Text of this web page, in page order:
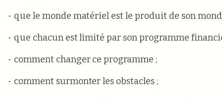
- que le monde matériel est le produit de son
- que chacun est limité par son programme
- comment changer ce programme ;
- comment surmonter les obstacles ;